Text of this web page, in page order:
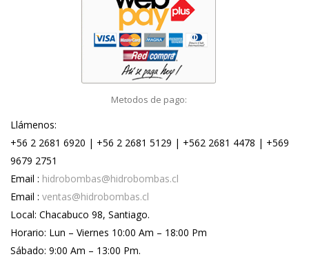
Metodos de pago:
Llámenos:
+56 2 2681 6920 | +56 2 2681 5129 | +562 2681 4478 | +569
9679 2751
Email : hidrobombas@hidrobombas.cl
Email : ventas@hidrobombas.cl
Local: Chacabuco 98, Santiago.
Horario: Lun – Viernes 10:00 Am – 18:00 Pm
Sábado: 9:00 Am – 13:00 Pm.